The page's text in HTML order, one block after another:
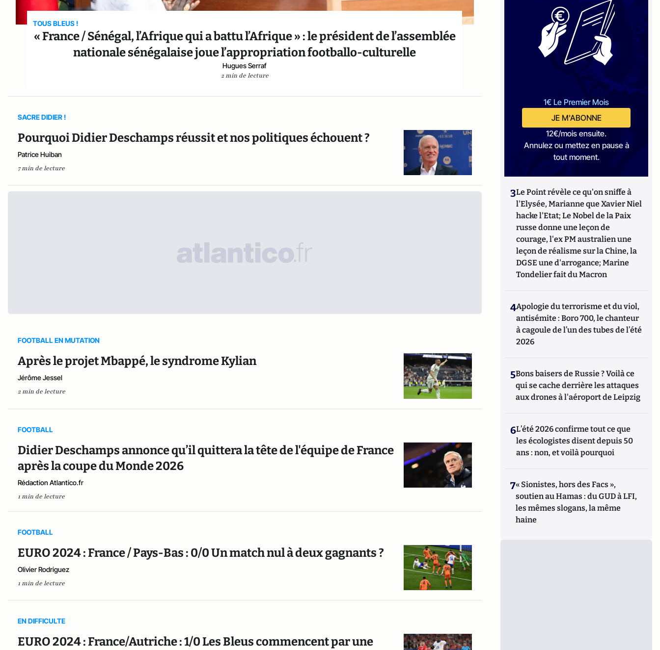
TOUS BLEUS !
« France / Sénégal, l’Afrique qui a battu l’Afrique » : le président de l’assemblée
nationale sénégalaise joue l’appropriation footballo-culturelle
Hugues Serraf
2 min de lecture
SACRE DIDIER !
Pourquoi Didier Deschamps réussit et nos politiques échouent ?
Patrice Huiban
7 min de lecture
FOOTBALL EN MUTATION
Après le projet Mbappé, le syndrome Kylian
Jérôme Jessel
2 min de lecture
FOOTBALL
Didier Deschamps annonce qu’il quittera la tête de l'équipe de France
après la coupe du Monde 2026
Rédaction Atlantico.fr
1 min de lecture
FOOTBALL
EURO 2024 : France / Pays-Bas : 0/0 Un match nul à deux gagnants ?
Olivier Rodriguez
1 min de lecture
EN DIFFICULTE
EURO 2024 : France/Autriche : 1/0 Les Bleus commencent par une
1€ Le Premier Mois
JE M'ABONNE
12€/mois ensuite.
Annulez ou mettez en pause à
tout moment.
3Le Point révèle ce qu'on sniffe à
l'Elysée, Marianne que Xavier Niel
hacke l'Etat; Le Nobel de la Paix
russe donne une leçon de
courage, l'ex PM australien une
leçon de réalisme sur la Chine, la
DGSE une d'arrogance; Marine
Tondelier fait du Macron
4Apologie du terrorisme et du viol,
antisémite : Boro 700, le chanteur
à cagoule de l’un des tubes de l’été
2026
5Bons baisers de Russie ? Voilà ce
qui se cache derrière les attaques
aux drones à l'aéroport de Leipzig
6L’été 2026 confirme tout ce que
les écologistes disent depuis 50
ans : non, et voilà pourquoi
7« Sionistes, hors des Facs »,
soutien au Hamas : du GUD à LFI,
les mêmes slogans, la même
haine